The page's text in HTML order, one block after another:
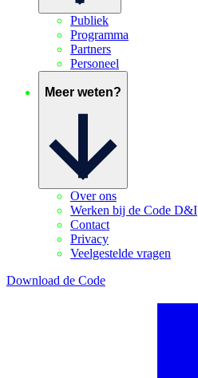
Publiek
Programma
Partners
Personeel
Meer weten?
Over ons
Werken bij de Code D&I
Contact
Privacy
Veelgestelde vragen
Download de Code